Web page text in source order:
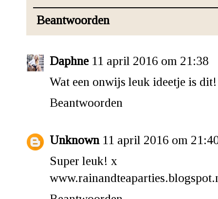
Beantwoorden
Daphne 11 april 2016 om 21:38
Wat een onwijs leuk ideetje is dit!
Beantwoorden
Unknown 11 april 2016 om
Super leuk! x